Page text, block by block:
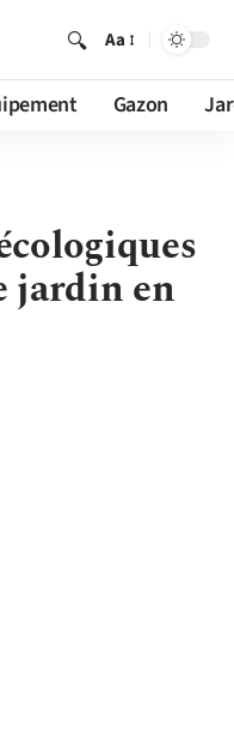
Aa
Gazon
jardin en